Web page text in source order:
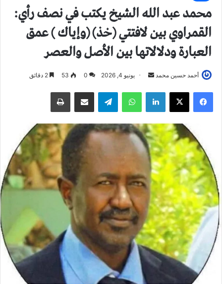
محمد عبد الله الشيخ يكتب في نصف رأي:
القمراوي بين لافتتي (خذ) (وإياك ) عمق
العبارة ودلالاتها بين الأصل والعصر
أحمد حسين محمد
ل
ب
ر
ي
ت
ر
و
يونيو 4, 2026 0
53
فيسبوك لينكدإن واتساب